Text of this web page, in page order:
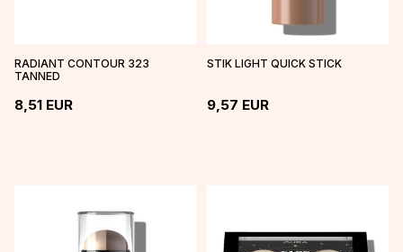
RADIANT CONTOUR 323
TANNED
8,51 EUR
STIK LIGHT QUICK STICK
9,57 EUR